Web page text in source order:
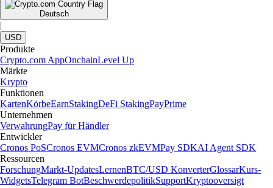
Deutsch
|
USD
Produkte
Crypto.com AppOnchainLevel Up
Märkte
Krypto
Funktionen
KartenKörbeEarnStakingDeFi StakingPayPrime
Unternehmen
VerwahrungPay für Händler
Entwickler
Cronos PoSCronos EVMCronos zkEVMPay SDKAI Agent SDK
Ressourcen
ForschungMarkt-UpdatesLernenBTC/USD KonverterGlossarKurs-
WidgetsTelegram BotBeschwerdepolitikSupportKryptooversigt